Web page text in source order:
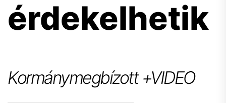
érdekelhetik
Kormánymegbízott +VIDEO